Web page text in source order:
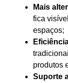
Mais
fica
espaços;
produtos
Suporte